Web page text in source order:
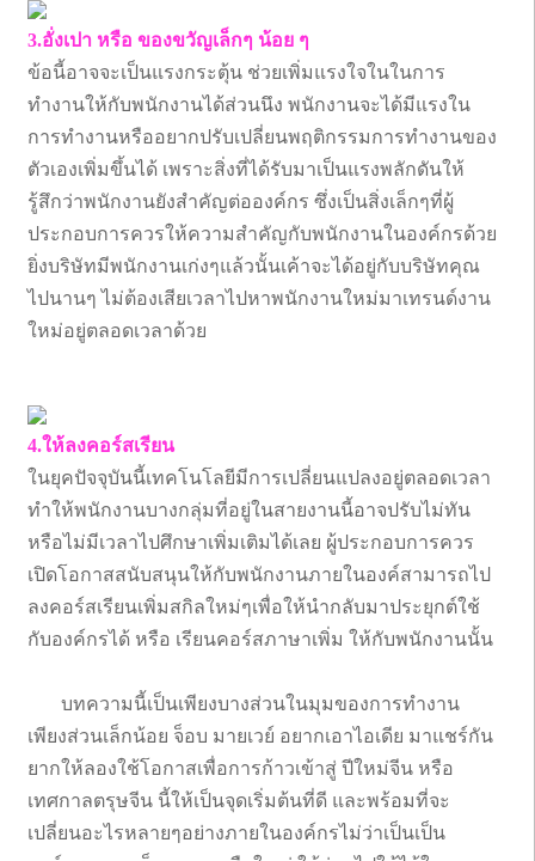
3.อั่งเปา หรือ ของขวัญเล็กๆ น้อย ๆ
ข้อนี้อาจจะเป็นแรงกระตุ้น ช่วยเพิ่มแรงใจในในการ
ทำงานให้กับพนักงานได้ส่วนนึง พนักงานจะได้มีแรงใน
การทำงานหรืออยากปรับเปลี่ยนพฤติกรรมการทำงานของ
ตัวเองเพิ่มขึ้นได้ เพราะสิ่งที่ได้รับมาเป็นแรงพลักดันให้
รู้สึกว่าพนักงานยังสำคัญต่อองค์กร ซึ่งเป็นสิ่งเล็กๆที่ผู้
ประกอบการควรให้ความสำคัญกับพนักงานในองค์กรด้วย
ยิ่งบริษัทมีพนักงานเก่งๆแล้วนั้นเค้าจะได้อยู่กับบริษัทคุณ
ไปนานๆ ไม่ต้องเสียเวลาไปหาพนักงานใหม่มาเทรนด์งาน
ใหม่อยู่ตลอดเวลาด้วย
4.ให้ลงคอร์สเรียน
ในยุคปัจจุบันนี้เทคโนโลยีมีการเปลี่ยนแปลงอยู่ตลอดเวลา
ทำให้พนักงานบางกลุ่มที่อยู่ในสายงานนี้อาจปรับไม่ทัน
หรือไม่มีเวลาไปศึกษาเพิ่มเติมได้เลย ผู้ประกอบการควร
เปิดโอกาสสนับสนุนให้กับพนักงานภายในองค์สามารถไป
ลงคอร์สเรียนเพิ่มสกิลใหม่ๆเพื่อให้นำกลับมาประยุกต์ใช้
กับองค์กรได้ หรือ เรียนคอร์สภาษาเพิ่ม ให้กับพนักงานนั้น
บทความนี้เป็นเพียงบางส่วนในมุมของการทำงาน
เพียงส่วนเล็กน้อย จ็อบ มายเวย์ อยากเอาไอเดีย มาแชร์กัน
ยากให้ลองใช้โอกาสเพื่อการก้าวเข้าสู่ ปีใหม่จีน หรือ
เทศกาลตรุษจีน นี้ให้เป็นจุดเริ่มต้นที่ดี และพร้อมที่จะ
เปลี่ยนอะไรหลายๆอย่างภายในองค์กรไม่ว่าเป็นเป็น